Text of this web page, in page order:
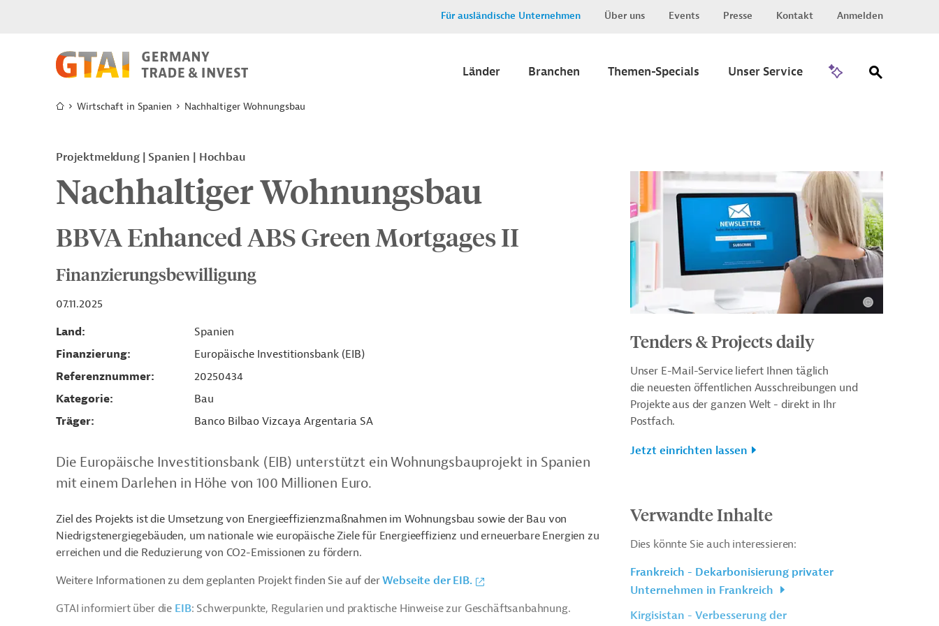
Für ausländische Unternehmen Über uns Events Presse Kontakt Anmelden
Länder Branchen Themen-Specials Unser Service
Wirtschaft in Spanien Nachhaltiger Wohnungsbau
Projektmeldung Spanien Hochbau
Nachhaltiger Wohnungsbau
BBVA Enhanced ABS Green Mortgages II
Finanzierungsbewilligung
07.11.2025
Land
Spanien
Finanzierung
Europäische Investitionsbank (EIB)
Referenznummer
20250434
Kategorie
Bau
Träger
Banco Bilbao Vizcaya Argentaria SA
Die Europäische Investitionsbank (EIB) unterstützt ein Wohnungsbauprojekt in Spanien
mit einem Darlehen in Höhe von 100 Millionen Euro.
Ziel des Projekts ist die Umsetzung von Energieeffizienzmaßnahmen im Wohnungsbau sowie der Bau von
Niedrigstenergiegebäuden, um nationale wie europäische Ziele für Energieeffizienz und erneuerbare Energien zu
erreichen und die Reduzierung von CO2-Emissionen zu fördern.
Weitere Informationen zu dem geplanten Projekt finden Sie auf derWebseite der EIB.
GTAI informiert über die EIB: Schwerpunkte, Regularien und praktische Hinweise zur Geschäftsanbahnung.
Tenders & Projects daily
Unser E-Mail-Service liefert Ihnen täglich
die neuesten öffentlichen Ausschreibungen und
Projekte aus der ganzen Welt - direkt in Ihr
Postfach.
Jetzt einrichten lassen
Verwandte Inhalte
Dies könnte Sie auch interessieren:
Frankreich - Dekarbonisierung privater
Unternehmen in Frankreich
Kirgisistan - Verbesserung der